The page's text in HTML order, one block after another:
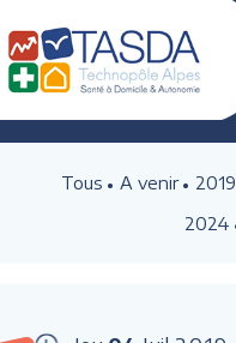
Tous A venir 2019
2024